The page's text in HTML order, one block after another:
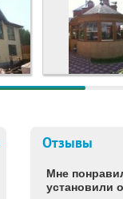
Отзывы
Мне
установили